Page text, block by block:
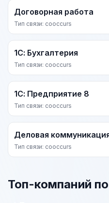
Договорная работа
Тип связи: cooccurs
1С: Бухгалтерия
Тип связи: cooccurs
1С: Предприятие 8
Тип связи: cooccurs
Деловая
Тип связи: cooccurs
Топ-компаний